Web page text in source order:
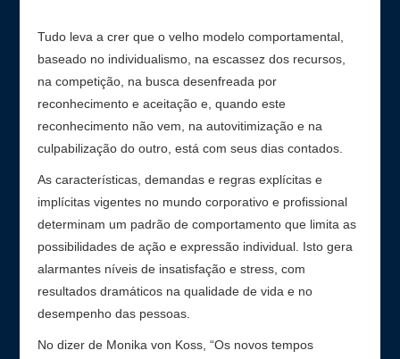
Tudo leva a crer que o velho modelo comportamental,
baseado no individualismo, na escassez dos recursos,
na competição, na busca desenfreada por
reconhecimento e aceitação e, quando este
reconhecimento não vem, na autovitimização e na
culpabilização do outro, está com seus dias contados.
As características, demandas e regras explícitas e
implícitas vigentes no mundo corporativo e profissional
determinam um padrão de comportamento que limita as
possibilidades de ação e expressão individual. Isto gera
alarmantes níveis de insatisfação e stress, com
resultados dramáticos na qualidade de vida e no
desempenho das pessoas.
No dizer de Monika von Koss, “Os novos tempos